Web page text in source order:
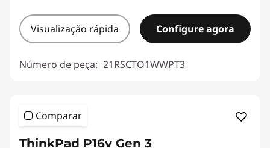
Visualização rápida Configure agora
Número de peça: 21RSCTO1WWPT3
Comparar
ThinkPad P16v Gen 3